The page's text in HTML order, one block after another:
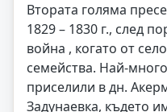
Втората голяма
1829 – 1830 г., след
война , когато от
семейства. Най-
приселили в дн.
Задунаевка, където